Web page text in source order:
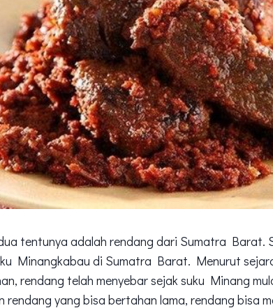
tentunya adalah rendang dari Sumatra Barat.
Minangkabau di Sumatra Barat. Menurut
rendang telah menyebar sejak suku Minang
rendang yang bisa bertahan lama, rendang bisa